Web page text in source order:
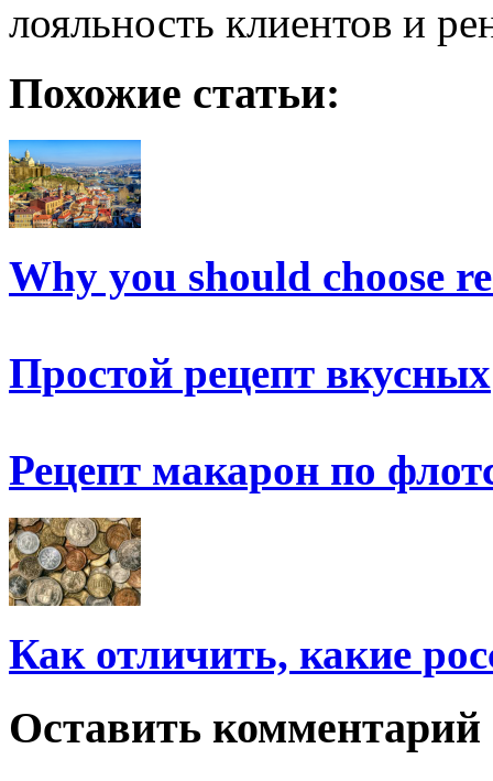
лояльность клиентов и
Похожие статьи:
Why you should choose
Простой рецепт вкусных
Рецепт макарон по
Как отличить, какие
Оставить комментарий